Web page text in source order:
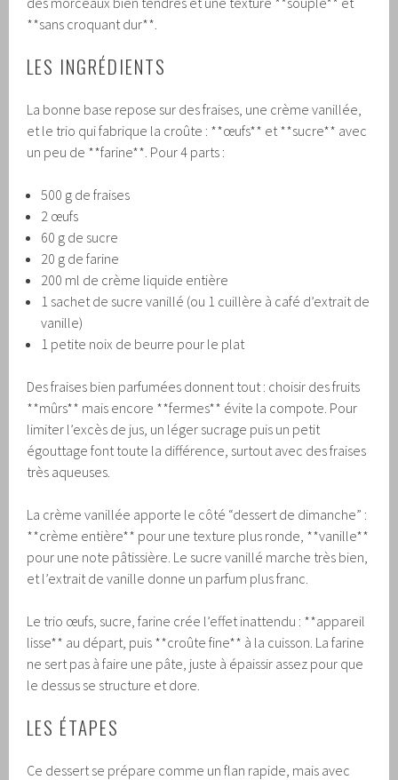
**sans croquant dur**.
LES INGRÉDIENTS
La bonne base repose sur des fraises, une crème vanillée,
et le trio qui fabrique la croûte : **œufs** et **sucre** avec
un peu de **farine**. Pour 4 parts :
500 g de fraises
2 œufs
60 g de sucre
20 g de farine
200 ml de crème liquide entière
1 sachet de sucre vanillé (ou 1 cuillère à café d’extrait de
vanille)
1 petite noix de beurre pour le plat
Des fraises bien parfumées donnent tout : choisir des fruits
**mûrs** mais encore **fermes** évite la compote. Pour
limiter l’excès de jus, un léger sucrage puis un petit
égouttage font toute la différence, surtout avec des fraises
très aqueuses.
La crème vanillée apporte le côté “dessert de dimanche” :
**crème entière** pour une texture plus ronde, **vanille**
pour une note pâtissière. Le sucre vanillé marche très bien,
et l’extrait de vanille donne un parfum plus franc.
Le trio œufs, sucre, farine crée l’effet inattendu : **appareil
lisse** au départ, puis **croûte fine** à la cuisson. La farine
ne sert pas à faire une pâte, juste à épaissir assez pour que
le dessus se structure et dore.
LES ÉTAPES
Ce dessert se prépare comme un flan rapide, mais avec